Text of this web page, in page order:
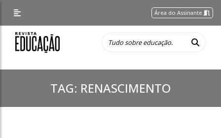
Área do Assinante
TAG: RENASCIMENTO